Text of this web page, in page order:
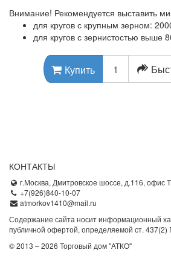
Внимание! Рекомендуется выставить
для кругов с крупным зерном:
​для кругов с зернистостью выше
Купить
КОНТАКТЫ
г.Москва, Дмитровское шоссе, д.116, офис
+7(926)840-10-07
atmorkov1410@mail.ru
Содержание сайта носит информационный
публичной офертой, определяемой ст. 437(2)
© 2013 – 2026 Торговый дом "АТКО"